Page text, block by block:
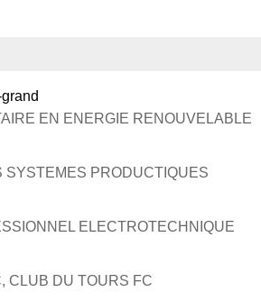
EN ENERGIE RENOUVELABLE
SYSTEMES PRODUCTIQUES
ELECTROTECHNIQUE
CLUB DU TOURS FC